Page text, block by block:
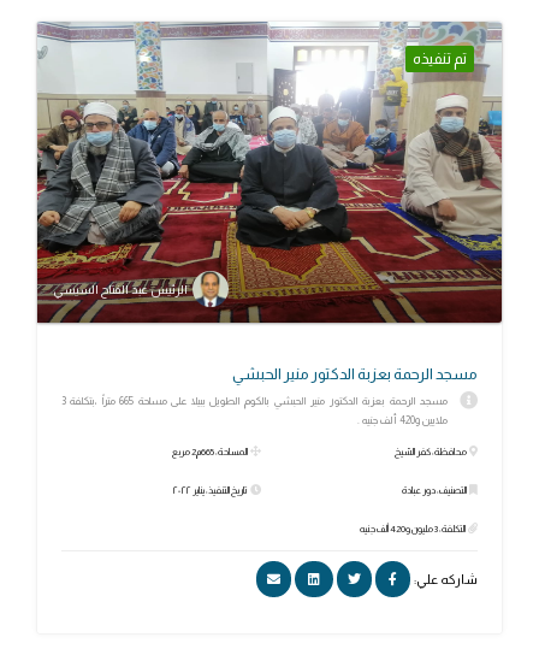
تم تنفيذه
الرئيس عبد الفتاح السيسي
مسجد الرحمة بعزبة الدكتور منير الحبشي
مسجد الرحمة بعزبة الدكتور منير الحبشي بالكوم الطويل ببيلا على مساحة 665 متراً ،بتكلفة 3
ملايين و420 ألف جنيه .
محافظة: كفر الشيخ
التصنيف: دور عبادة
التكلفة: 3 مليون و420 ألف جنيه
المساحة: 665م2 مربع
تاريخ التنفيذ: يناير ٢٠٢٢
شاركه علي: